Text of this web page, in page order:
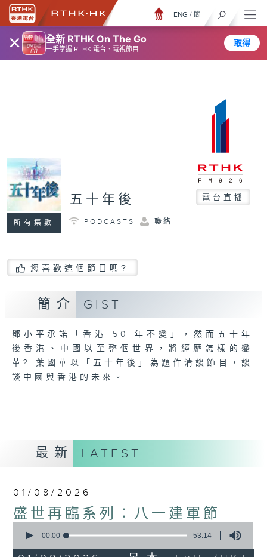
× 全新 RTHK On The Go
一手掌握 RTHK 電台、電視節目
取得
ENG / 簡
所有集數
五十年後 電台直播
PODCASTS 聯絡
您喜歡這個節目嗎?
簡介 GIST
鄧小平承諾「香港 50 年不變」，然而五十年
後香港、中國以至整個世界，將經歷怎樣的變
革? 葉國華以「五十年後」為題作清談節目，談
談中國與香港的未來。
最新 LATEST
01/08/2026
盛世再臨系列：八一建軍節
seconds
53
00:00 53:14